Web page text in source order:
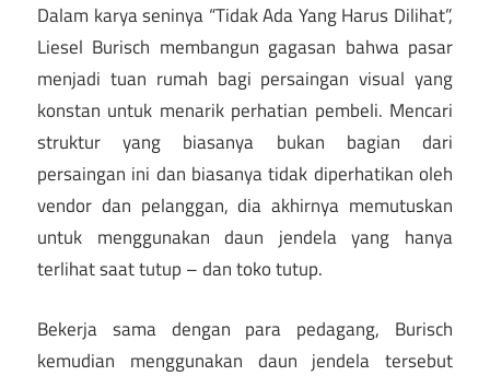
Dalam karya seninya “Tidak Ada Yang Harus Dilihat”,
Liesel Burisch membangun gagasan bahwa pasar
menjadi tuan rumah bagi persaingan visual yang
konstan untuk menarik perhatian pembeli. Mencari
struktur yang biasanya bukan bagian dari
persaingan ini dan biasanya tidak diperhatikan oleh
vendor dan pelanggan, dia akhirnya memutuskan
untuk menggunakan daun jendela yang hanya
terlihat saat tutup – dan toko tutup.
Bekerja sama dengan para pedagang, Burisch
kemudian menggunakan daun jendela tersebut